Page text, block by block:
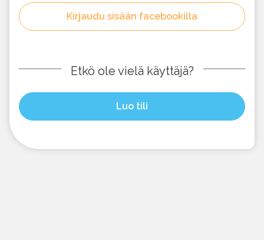
Kirjaudu sisään facebookilla
Etkö ole vielä käyttäjä?
Luo tili